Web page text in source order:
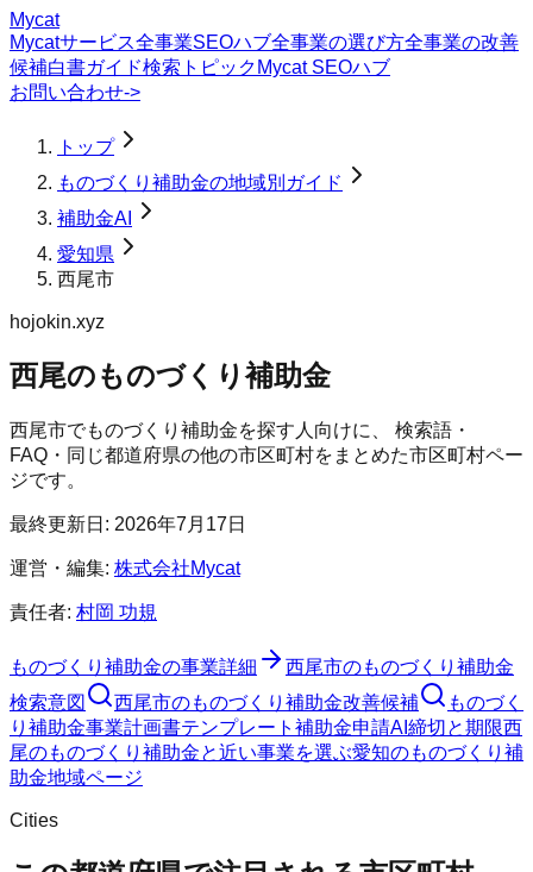
Mycat
Mycatサービス全事業SEOハブ全事業の選び方全事業の改善
候補白書ガイド検索トピック Mycat SEOハブ
お問い合わせ->
トップ
ものづくり補助金の地域別ガイド
補助金AI
愛知県
西尾市
hojokin.xyz
西尾のものづくり補助金
西尾市でものづくり補助金を探す人向けに、 検索語・
FAQ・同じ都道府県の他の市区町村をまとめた市区町村ペー
ジです。
最終更新日: 2026年7月17日
運営・編集: 株式会社Mycat
責任者: 村岡 功規
ものづくり補助金の事業詳細 西尾市のものづくり補助金
検索意図
西尾市のものづくり補助金改善候補
ものづく
り補助金事業計画書テンプレート 補助金申請AI 締切と期限西
尾のものづくり補助金と近い事業を選ぶ愛知のものづくり補
助金地域ページ
Cities